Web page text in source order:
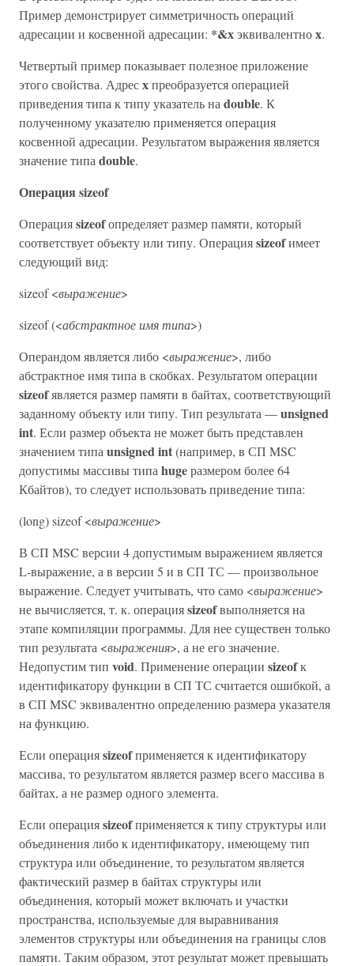
Пример демонстрирует симметричность операций
адресации и косвенной адресации: *&хэквивалентнох.
Четвертый пример показывает полезное приложение
этого свойства. Адресхпреобразуется операцией
приведения типа к типу указатель на double. К
полученному указателю применяется операция
косвенной адресации. Результатом выражения является
значение типа double.
Операция sizeof
Операцияsizeofопределяет размер памяти, который
соответствует объекту или типу. Операцияsizeofимеет
следующий вид:
sizeof <выражение>
sizeof (<абстрактное имя типа>)
Операндом является либо <выражение>, либо
абстрактное имя типа в скобках. Результатом операции
sizeofявляется размер памяти в байтах, соответствующий
заданному объекту или типу. Тип результата —unsigned
int. Если размер объекта не может быть представлен
значением типа unsigned int(например, в СП MSC
допустимы массивы типа hugeразмером более 64
Кбайтов), то следует использовать приведение типа:
(long) sizeof <выражение>
В СП MSC версии 4 допустимым выражением является
L-выражение, а в версии 5 и в СП ТС — произвольное
выражение. Следует учитывать, что само <выражение>
не вычисляется, т. к. операцияsizeofвыполняется на
этапе компиляции программы. Для нее существен только
тип результата <выражения>, а не его значение.
Недопустим тип void. Применение операции sizeofк
идентификатору функции в СП ТС считается ошибкой, а
в СП MSC эквивалентно определению размера указателя
на функцию.
Если операцияsizeofприменяется к идентификатору
массива, то результатом является размер всего массива в
байтах, а не размер одного элемента.
Если операцияsizeofприменяется к типу структуры или
объединения либо к идентификатору, имеющему тип
структура или объединение, то результатом является
фактический размер в байтах структуры или
объединения, который может включать и участки
пространства, используемые для выравнивания
элементов структуры или объединения на границы слов
памяти. Таким образом, этот результат может превышать